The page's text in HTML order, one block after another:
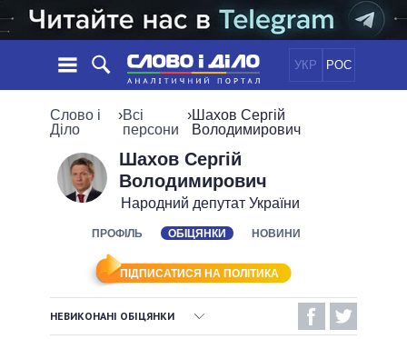
УКР РОС
НОВИНИ
СТРІЧКА
ПОДІЇ
ДУМКИ
ОГЛЯДИ
ДАЙДЖЕСТИ
ПОЛІТИКА
ЕКОНОМІКА
СУСПІЛЬСТВО
СВІТ
ОБIЦЯНКИ
ПОЛIТИКИ
УСІ ПОЛІТИКИ
ПРЕЗИДЕНТ І ОФІС
ВЕРХОВНА РАДА
КАБІНЕТ МІНІСТРІВ
ІНФОГРАФІКА
ВІДЕО
ПІДТРИМАТИ
Слово і
Діло
›Всі
персони
›Шахов Сергій
Володимирович
Шахов Сергій
Володимирович
Народний депутат України
ПРОФІЛЬ ОБІЦЯНКИ НОВИНИ
ПІДПИСАТИСЯ НА ПОЛІТИКА
НЕВИКОНАНІ ОБІЦЯНКИ